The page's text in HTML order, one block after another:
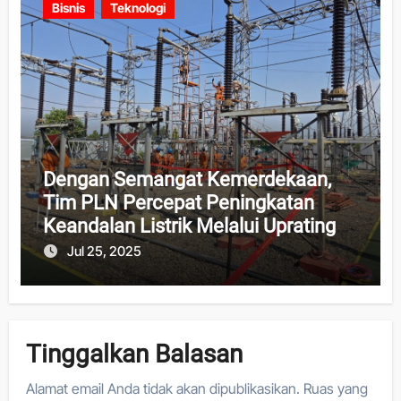
Bisnis Teknologi
Dengan Semangat Kemerdekaan,
Tim PLN Percepat Peningkatan
Keandalan Listrik Melalui Uprating
Peralatan di Gardu Induk 150 kV
Kaliwungu
Jul 25, 2025
Tinggalkan Balasan
Alamat email Anda tidak akan dipublikasikan. Ruas yang